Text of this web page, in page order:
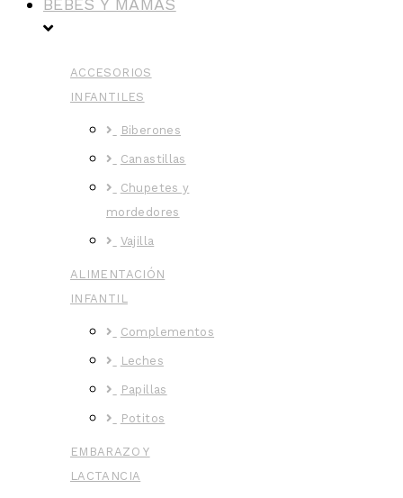
BEBÉS Y MAMÁS
ACCESORIOS
INFANTILES
Biberones
Canastillas
Chupetes y
mordedores
Vajilla
ALIMENTACIÓN
INFANTIL
Complementos
Leches
Papillas
Potitos
EMBARAZO Y
LACTANCIA